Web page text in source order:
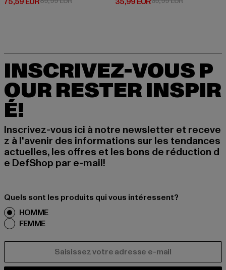
INSCRIVEZ-VOUS P
OUR RESTER INSPIR
É!
Inscrivez-vous ici à notre newsletter et receve
z à l'avenir des informations sur les tendances
actuelles, les offres et les bons de réduction d
e DefShop par e-mail!
Quels sont les produits qui vous intéressent?
HOMME
FEMME